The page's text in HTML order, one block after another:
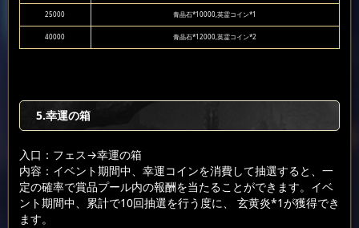
25000 青晶石*10000,英霊コイン*1
40000 青晶石*12000,英霊コイン*2
5.幸運の箱
入口：フェス→幸運の箱
内容：イベント期間中、幸運コインを消費して抽選すると、一
定の確率で賞品プール内の報酬を当たることができます。イベ
ント期間中、累計で10回抽選を行う度に、 玄黄炎*1が獲得でき
ます。